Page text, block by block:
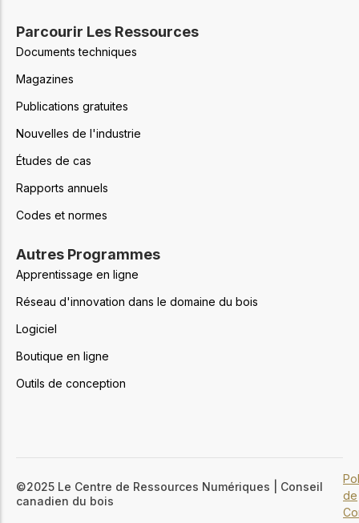
Parcourir Les Ressources
Documents techniques
Magazines
Publications gratuites
Nouvelles de l'industrie
Études de cas
Rapports annuels
Codes et normes
Autres Programmes
Apprentissage en ligne
Réseau d'innovation dans le domaine du bois
Logiciel
Boutique en ligne
Outils de conception
©2025 Le Centre de Ressources Numériques | Conseil
canadien du bois
de